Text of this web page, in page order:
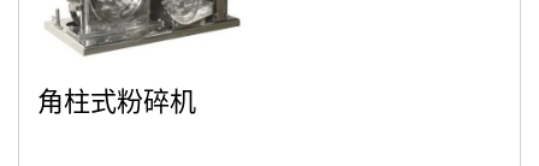
角柱式粉碎机